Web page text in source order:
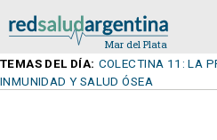
TEMAS DEL DÍA: COLECTINA 11: LA
INMUNIDAD Y SALUD ÓSEA